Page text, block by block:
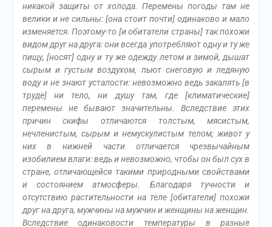
никакой защиты от холода. Перемены погоды там не
велики и не сильны: [она стоит почти] одинаково и мало
изменяется. Поэтому-то [и обитатели страны] так похожи
видом друг на друга: они всегда употребляют одну и ту же
пищу, [носят] одну и ту же одежду летом и зимой, дышат
сырым и густым воздухом, пьют снеговую и ледяную
воду и не знают усталости: невозможно ведь закалять [в
труде] ни тело, ни душу там, где [климатические]
перемены не бывают значительны. Вследствие этих
причин скифы отличаются толстым, мясистым,
нечленистым, сырым и немускулистым телом; живот у
них в нижней части отличается чрезвычайным
изобилием влаги: ведь и невозможно, чтобы он был сух в
стране, отличающейся такими природными свойствами
и состоянием атмосферы. Благодаря тучности и
отсутствию растительности на теле [обитатели] похожи
друг на друга, мужчины на мужчин и женщины на женщин.
Вследствие одинаковости температуры в разные